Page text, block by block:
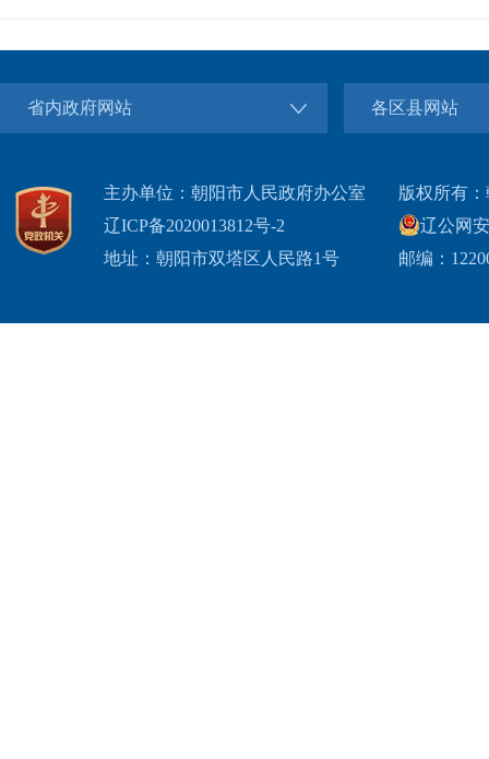
省内政府网站 各区县网站
主办单位：朝阳市人民政府办公室
辽ICP备2020013812号-2
地址：朝阳市双塔区人民路1号
版权所有
辽公网
邮编：